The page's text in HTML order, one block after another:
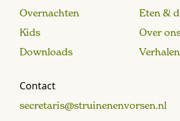
Overnachten
Eten &
Kids
Over
Downloads
Contact
secretaris@struinenenvorsen.nl